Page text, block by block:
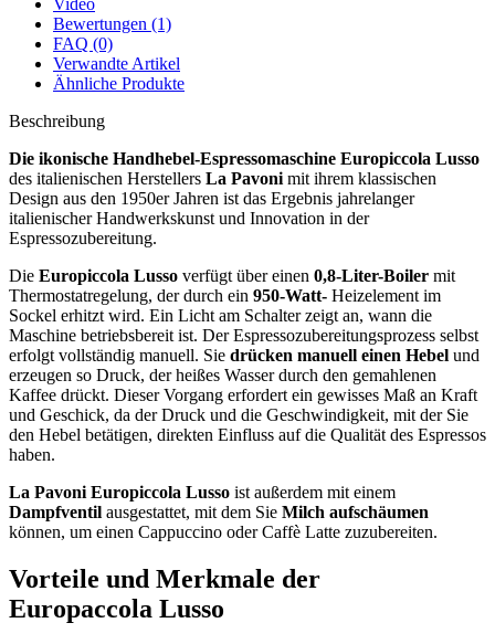
Bewertungen (1)
FAQ (0)
Verwandte Artikel
Ähnliche Produkte
Beschreibung
Die ikonische Handhebel-Espressomaschine Europiccola Lusso
des italienischen Herstellers La Pavoni mit ihrem klassischen
Design aus den 1950er Jahren ist das Ergebnis jahrelanger
italienischer Handwerkskunst und Innovation in der
Espressozubereitung.
Die Europiccola Lusso verfügt über einen 0,8-Liter-Boiler mit
Thermostatregelung, der durch ein 950-Watt- Heizelement im
Sockel erhitzt wird. Ein Licht am Schalter zeigt an, wann die
Maschine betriebsbereit ist. Der Espressozubereitungsprozess selbst
erfolgt vollständig manuell. Sie drücken manuell einen Hebel und
erzeugen so Druck, der heißes Wasser durch den gemahlenen
Kaffee drückt. Dieser Vorgang erfordert ein gewisses Maß an Kraft
und Geschick, da der Druck und die Geschwindigkeit, mit der Sie
den Hebel betätigen, direkten Einfluss auf die Qualität des Espressos
haben.
La Pavoni Europiccola Lusso ist außerdem mit einem
Dampfventil ausgestattet, mit dem Sie Milch aufschäumen
können, um einen Cappuccino oder Caffè Latte zuzubereiten.
Vorteile und Merkmale der
Europaccola Lusso